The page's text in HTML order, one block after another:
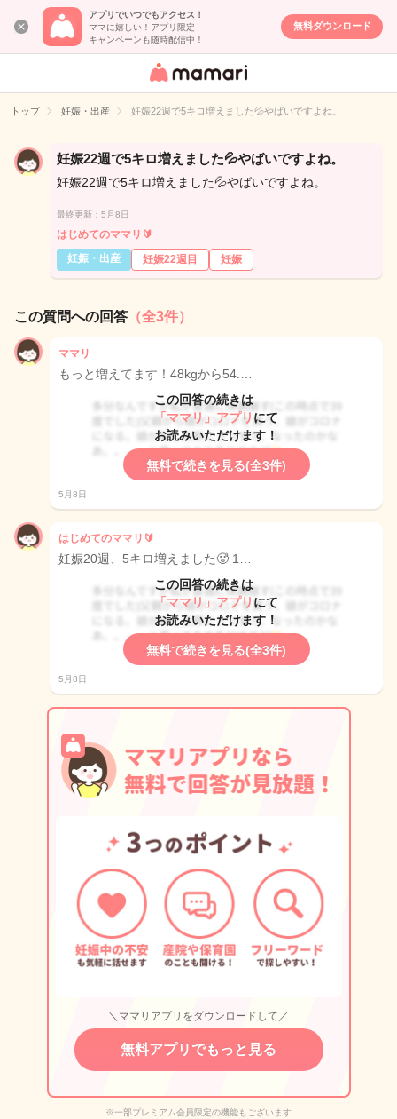
アプリでいつでもアクセス！
ママに嬉しい！アプリ限定
キャンペーンも随時配信中！
無料ダウンロード
女性専用匿名QA
イト
トップ 妊娠・出産 妊娠22週で5キロ増えました💦やばいですよね。
妊娠22週で5キロ増えました💦やばいですよね。
妊娠22週で5キロ増えました💦やばいですよね。
最終更新：5月8日
はじめてのママリ🔰
妊娠・出産
妊娠22週目 妊娠
この質問への回答 （全3件）
ママリ
もっと増えてます！48kgから54.…
この回答の続きは
「ママリ」アプリ にて
お読みいただけます！
無料で続きを見る(全3件)
5月8日
はじめてのママリ🔰
妊娠20週、5キロ増えました🥵 1…
この回答の続きは
「ママリ」アプリ にて
お読みいただけます！
無料で続きを見る(全3件)
5月8日
＼ママリアプリをダウンロードして／
無料アプリでもっと見る
※一部プレミアム会員限定の機能もございます